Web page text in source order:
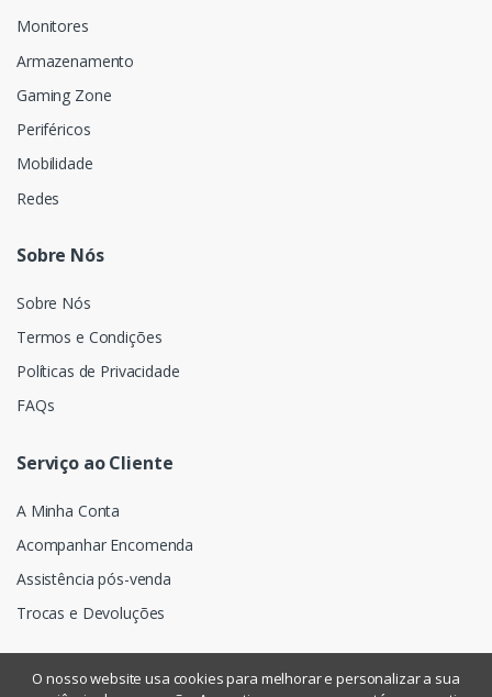
Monitores
Armazenamento
Gaming Zone
Periféricos
Mobilidade
Redes
Sobre Nós
Sobre Nós
Termos e Condições
Políticas de Privacidade
FAQs
Serviço ao Cliente
A Minha Conta
Acompanhar Encomenda
Assistência pós-venda
Trocas e Devoluções
O nosso website usa cookies para melhorar e personalizar a sua